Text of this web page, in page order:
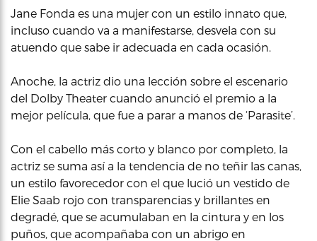
Jane Fonda es una mujer con un estilo innato que,
incluso cuando va a manifestarse, desvela con su
atuendo que sabe ir adecuada en cada ocasión.
Anoche, la actriz dio una lección sobre el escenario
del Dolby Theater cuando anunció el premio a la
mejor película, que fue a parar a manos de ‘Parasite’.
Con el cabello más corto y blanco por completo, la
actriz se suma así a la tendencia de no teñir las canas,
un estilo favorecedor con el que lució un vestido de
Elie Saab rojo con transparencias y brillantes en
degradé, que se acumulaban en la cintura y en los
puños, que acompañaba con un abrigo en